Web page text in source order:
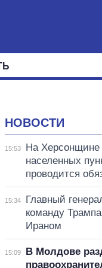
НОВОСТИ
15:53
На Херсонщине
населенных
проводится
15:34
Главный
команду
Ираном
15:09
В Молдове